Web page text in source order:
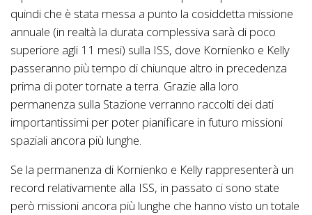
quindi che è stata messa a punto la cosiddetta missione
annuale (in realtà la durata complessiva sarà di poco
superiore agli 11 mesi) sulla ISS, dove Kornienko e Kelly
passeranno più tempo di chiunque altro in precedenza
prima di poter tornate a terra. Grazie alla loro
permanenza sulla Stazione verranno raccolti dei dati
importantissimi per poter pianificare in futuro missioni
spaziali ancora più lunghe.
Se la permanenza di Kornienko e Kelly rappresenterà un
record relativamente alla ISS, in passato ci sono state
però missioni ancora più lunghe che hanno visto un totale